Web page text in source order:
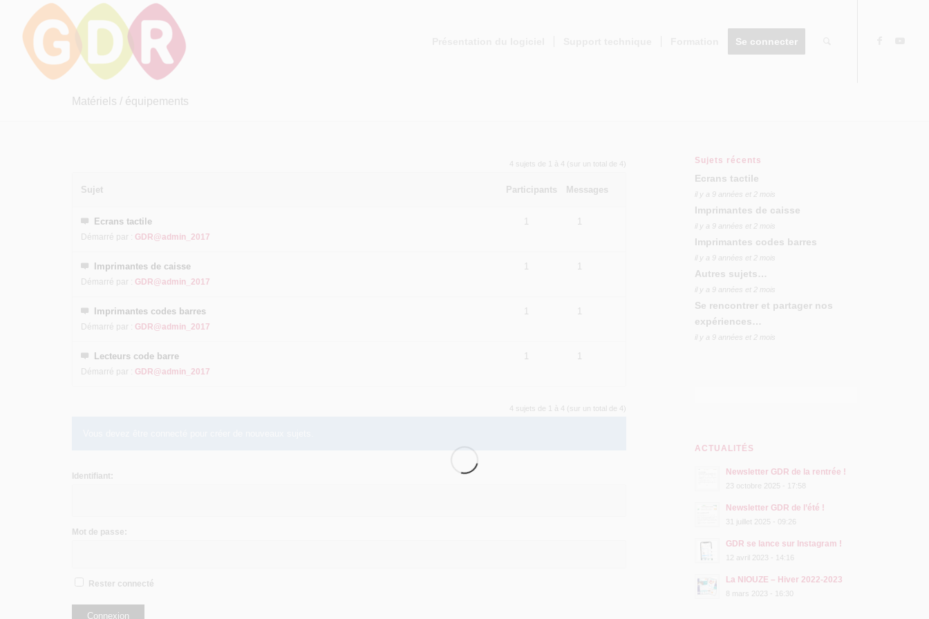
Se connecter
Matériels / équipements
4 sujets de 1 à 4 (sur un total de 4)
Sujet Participants Messages
Ecrans tactile
Démarré par : GDR@admin_2017
1 1
Imprimantes de caisse
Démarré par : GDR@admin_2017
1 1
Imprimantes codes barres
Démarré par : GDR@admin_2017
1 1
Lecteurs code barre
Démarré par : GDR@admin_2017
1 1
4 sujets de 1 à 4 (sur un total de 4)
Identifiant:
Mot de passe:
Rester connecté
Connexion
Sujets récents
Ecrans tactile
il y a 9 années et 2 mois
Imprimantes de caisse
il y a 9 années et 2 mois
Imprimantes codes barres
il y a 9 années et 2 mois
Autres sujets…
il y a 9 années et 2 mois
Se rencontrer et partager nos
expériences…
il y a 9 années et 2 mois
ACTUALITÉS
Newsletter GDR de la rentrée !
23 octobre 2025 - 17:58
Newsletter GDR de l’été !
31 juillet 2025 - 09:26
GDR se lance sur Instagram !
12 avril 2023 - 14:16
La NIOUZE – Hiver 2022-2023
8 mars 2023 - 16:30